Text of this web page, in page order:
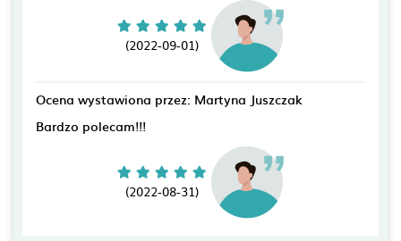
(2022-09-01)
Ocena wystawiona przez: Martyna Juszczak
Bardzo polecam!!!
(2022-08-31)